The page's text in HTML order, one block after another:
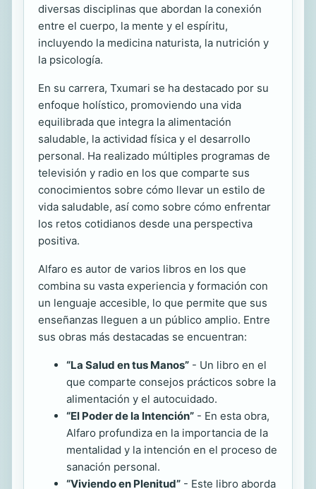
diversas disciplinas que abordan la conexión
entre el cuerpo, la mente y el espíritu,
incluyendo la medicina naturista, la nutrición y
la psicología.
En su carrera, Txumari se ha destacado por su
enfoque holístico, promoviendo una vida
equilibrada que integra la alimentación
saludable, la actividad física y el desarrollo
personal. Ha realizado múltiples programas de
televisión y radio en los que comparte sus
conocimientos sobre cómo llevar un estilo de
vida saludable, así como sobre cómo enfrentar
los retos cotidianos desde una perspectiva
positiva.
Alfaro es autor de varios libros en los que
combina su vasta experiencia y formación con
un lenguaje accesible, lo que permite que sus
enseñanzas lleguen a un público amplio. Entre
sus obras más destacadas se encuentran:
“La Salud en tus Manos” - Un libro en el
que comparte consejos prácticos sobre la
alimentación y el autocuidado.
“El Poder de la Intención” - En esta obra,
Alfaro profundiza en la importancia de la
mentalidad y la intención en el proceso de
sanación personal.
“Viviendo en Plenitud” - Este libro aborda